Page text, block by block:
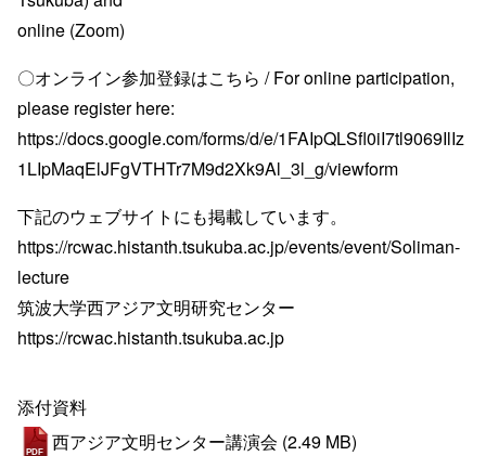
online (Zoom)
〇オンライン参加登録はこちら / For online participation,
please register here:
https://docs.google.com/forms/d/e/1FAIpQLSfl0iI7tl9069IlIz
1LIpMaqElJFgVTHTr7M9d2Xk9Al_3l_g/viewform
下記のウェブサイトにも掲載しています。
https://rcwac.histanth.tsukuba.ac.jp/events/event/Soliman-
lecture
筑波大学西アジア文明研究センター
https://rcwac.histanth.tsukuba.ac.jp
添付資料
西アジア文明センター講演会 (2.49 MB)